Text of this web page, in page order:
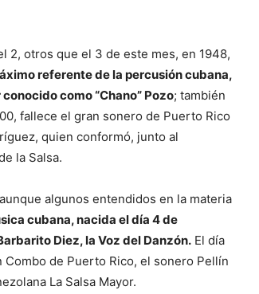
2, otros que el 3 de este mes, en 1948,
referente de la percusión cubana,
como “Chano” Pozo; también
fallece el gran sonero de Puerto Rico
quien conformó, junto al
la Salsa.
algunos entendidos en la materia
cubana, nacida el día 4 de
Diez, la Voz del Danzón. El día
de Puerto Rico, el sonero Pellín
La Salsa Mayor.